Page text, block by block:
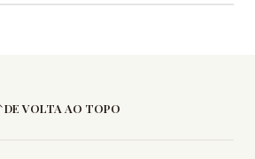
DE VOLTA AO TOPO